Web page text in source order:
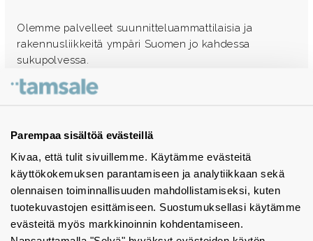
Parempaa sisältöä evästeillä
Kivaa, että tulit sivuillemme. Käytämme evästeitä
käyttökokemuksen parantamiseen ja analytiikkaan sekä
olennaisen toiminnallisuuden mahdollistamiseksi, kuten
tuotekuvastojen esittämiseen. Suostumuksellasi käytämme
evästeitä myös markkinoinnin kohdentamiseen.
Olemme palvelleet suunnitteluammattilaisia ja
rakennusliikkeitä ympäri Suomen jo kahdessa
sukupolvessa.
Ota yhteyttä - autamme mielellämme
Tuotekuvastot
Instagram
BIM-objektit
Yhteystiedot